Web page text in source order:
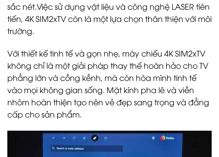
sắc nét.Việc sử dụng vật liệu và công nghệ LASER tiên
tiến, 4K SIM2xTV còn là một lựa chọn thân thiện với môi
trường.
Với thiết kế tinh tế và gọn nhẹ, máy chiếu 4K SIM2xTV
không chỉ là một giải pháp thay thế hoàn hảo cho TV
phẳng lớn và cồng kềnh, mà còn hòa mình tinh tế
vào mọi không gian sống. Mặt kính pha lê và viền
nhôm hoàn thiện tạo nên vẻ đẹp sang trọng và đẳng
cấp cho sản phẩm.